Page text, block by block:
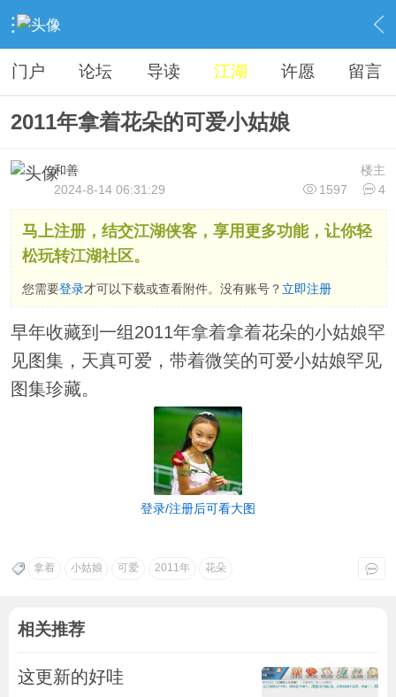
› 江湖聊天室 › 武林八卦 › 内容
门户 论坛 导读 江湖 许愿 留言
2011年拿着花朵的可爱小姑娘
楼主
和善
1597
4
2024-8-14 06:31:29
马上注册，结交江湖侠客，享用更多功能，让你轻
松玩转江湖社区。
您需要登录才可以下载或查看附件。没有账号？ 立即注册
早年收藏到一组2011年拿着拿着花朵的小姑娘罕
见图集，天真可爱，带着微笑的可爱小姑娘罕见
图集珍藏。
登录/注册后可看大图
拿着 小姑娘 可爱 2011年 花朵
相关推荐
这更新的好哇